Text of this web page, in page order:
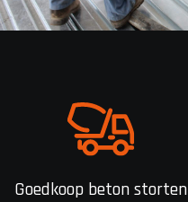
Goedkoop beton storten